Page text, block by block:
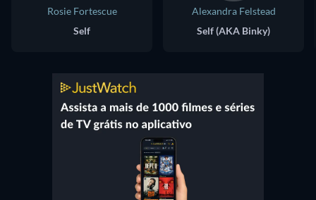
Rosie Fortescue
Self
Alexandra Felstead
Self (AKA Binky)